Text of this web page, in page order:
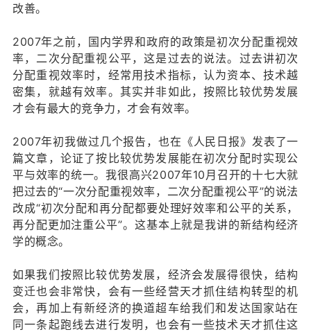
改善。
2007年之前，国内学界和政府的政策是初次分配重视效
率，二次分配重视公平，这是过去的说法。过去讲初次
分配重视效率时，经常用技术指标，认为资本、技术越
密集，就越有效率。其实并非如此，按照比较优势发展
才会有最大的竞争力，才会有效率。
2007年初我做过几个报告，也在《人民日报》发表了一
篇文章，论证了按比较优势发展能在初次分配时实现公
平与效率的统一。我很高兴2007年10月召开的十七大就
把过去的“一次分配重视效率，二次分配重视公平”的说法
改成“初次分配和再分配都要处理好效率和公平的关系，
再分配更加注重公平”。这基本上就是我讲的新结构经济
学的概念。
如果我们按照比较优势发展，经济会发展得很快，结构
变迁也会非常快，会有一些经营天才抓住结构转型的机
会，再加上有新经济的换道超车给我们和发达国家站在
同一条起跑线去进行发明，也会有一些技术天才抓住这